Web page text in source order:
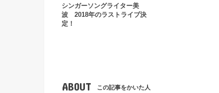
シンガーソングライター美
波 2018年のラストライブ決
定！
ABOUT この記事をかいた人